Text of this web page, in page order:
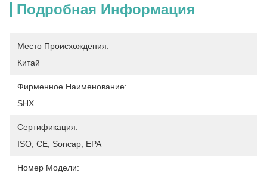
Подробная Информация
Место Происхождения:
Китай
Фирменное Наименование:
SHX
Сертификация:
ISO, CE, Soncap, EPA
Номер Модели: